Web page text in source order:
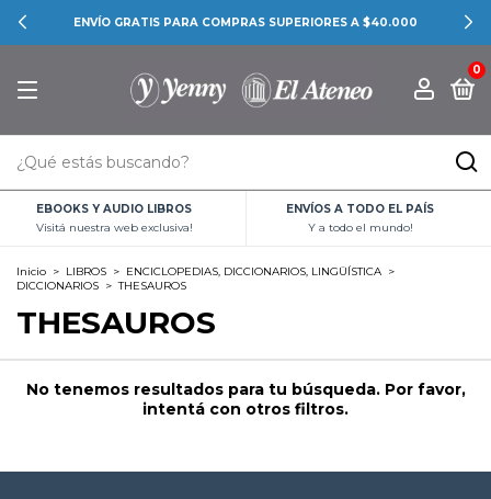
ENVÍO GRATIS PARA COMPRAS SUPERIORES A $40.000
0
EBOOKS Y AUDIO LIBROS
Visitá nuestra web exclusiva!
ENVÍOS A TODO EL PAÍS
Y a todo el mundo!
Inicio > LIBROS > ENCICLOPEDIAS, DICCIONARIOS, LINGÜÍSTICA >
DICCIONARIOS > THESAUROS
THESAUROS
No tenemos resultados para tu búsqueda. Por favor,
intentá con otros filtros.